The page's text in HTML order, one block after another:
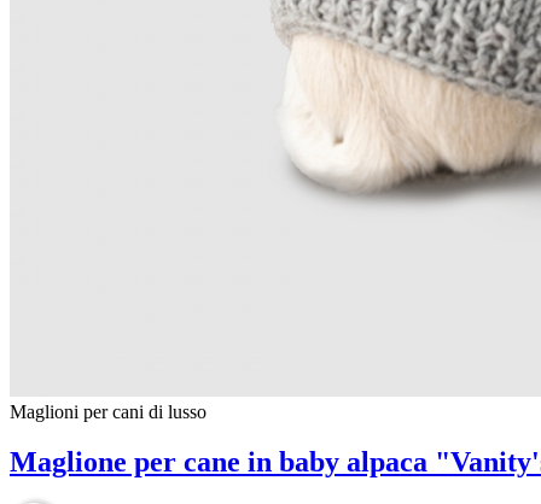
Maglioni per cani di lusso
Maglione per cane in baby alpaca